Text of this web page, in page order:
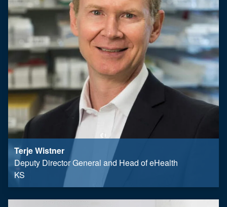
Terje Wistner
Deputy Director General and Head of eHealth
KS